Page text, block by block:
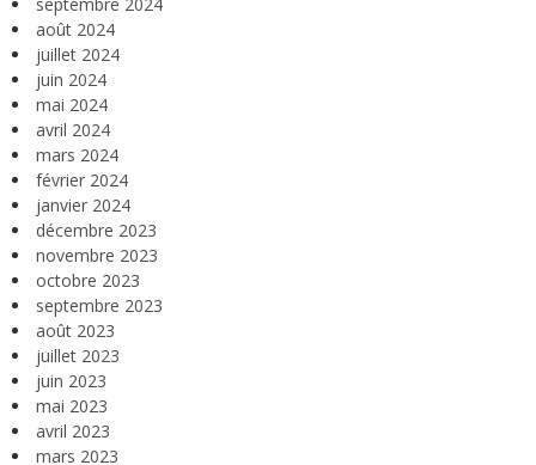
août 2024
juillet 2024
juin 2024
mai 2024
avril 2024
mars 2024
février 2024
janvier 2024
décembre 2023
novembre 2023
octobre 2023
septembre 2023
août 2023
juillet 2023
juin 2023
mai 2023
avril 2023
mars 2023